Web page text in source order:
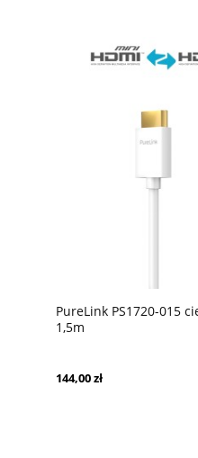
PureLink PS1720-015
1,5m
144,00 zł